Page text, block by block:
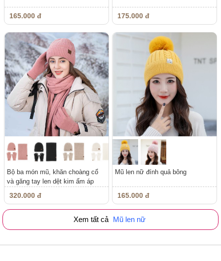
165.000 đ 175.000 đ
Bộ ba món mũ, khăn choàng cổ
và găng tay len dệt kim ấm áp
320.000 đ
Mũ len nữ đính quả bông
165.000 đ
Xem tất cả Mũ len nữ